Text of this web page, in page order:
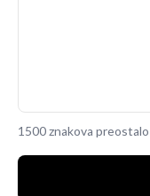
1500 znakova preostalo